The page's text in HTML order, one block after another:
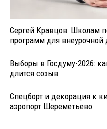
Сергей Кравцов: Школам
программ для внеурочной
Выборы в Госдуму-2026:
длится созыв
Спецборт и декорация к
аэропорт Шереметьево